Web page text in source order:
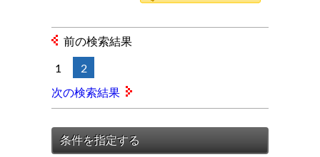
前の検索結果
1 2
次の検索結果